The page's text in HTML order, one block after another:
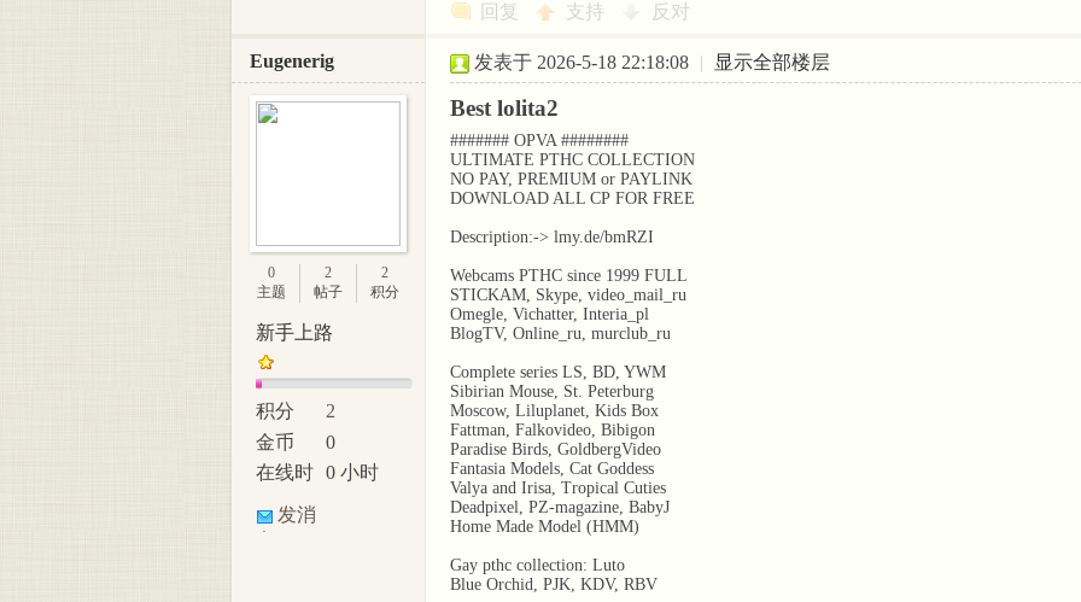
回复 支持 反对
Eugenerig
0
主题
2
帖子
2
积分
新手上路
积分
2
金币
0
在线时 0 小时
发消
发表于 2026-5-18 22:18:08 | 显示全部楼层
Best lolita2
####### OPVA ########
ULTIMATE РТНС COLLECTION
NO PAY, PREMIUM or PAYLINK
DOWNLOAD ALL СР FOR FREE
Description:-> lmy.de/bmRZI
Webcams РТНС since 1999 FULL
STICKAM, Skype, video_mail_ru
Omegle, Vichatter, Interia_pl
BlogTV, Online_ru, murclub_ru
Complete series LS, BD, YWM
Sibirian Mouse, St. Peterburg
Moscow, Liluplanet, Kids Box
Fattman, Falkovideo, Bibigon
Paradise Birds, GoldbergVideo
Fantasia Models, Cat Goddess
Valya and Irisa, Tropical Cuties
Deadpixel, PZ-magazine, BabyJ
Home Made Model (HMM)
Gay рthс collection: Luto
Blue Orchid, PJK, KDV, RBV